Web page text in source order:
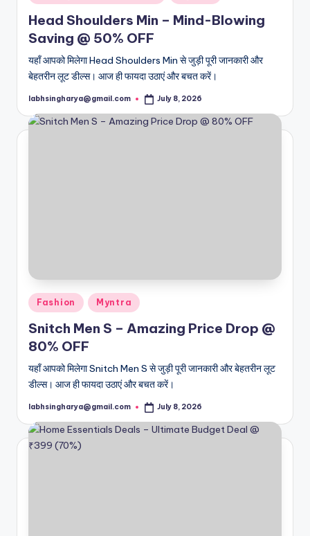
in
Head Shoulders Min – Mind-Blowing
Saving @ 50% OFF
यहाँ आपको मिलेगा Head Shoulders Min से जुड़ी पूरी जानकारी और
बेहतरीन लूट डील्स। आज ही फायदा उठाएं और बचत करें।
Posted
labhsingharya@gmail.com July 8, 2026
Posted
in
Fashion Myntra
Snitch Men S – Amazing Price Drop @
80% OFF
यहाँ आपको मिलेगा Snitch Men S से जुड़ी पूरी जानकारी और बेहतरीन लूट
डील्स। आज ही फायदा उठाएं और बचत करें।
Posted
labhsingharya@gmail.com July 8, 2026